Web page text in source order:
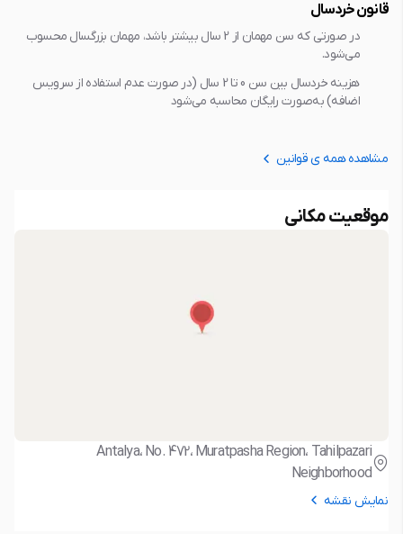
قانون خردسال
در صورتی که سن مهمان از 2 سال بیشتر باشد، مهمان بزرگسال محسوب
می‌شود.
هزینه خردسال بین سن 0 تا 2 سال (در صورت عدم استفاده از سرویس
اضافه) به‌صورت رایگان محاسبه می‌شود
مشاهده همه ی قوانین
موقعیت مکانی
Antalya، No. 472، Muratpasha Region، Tahilpazari
Neighborhood
نمایش نقشه